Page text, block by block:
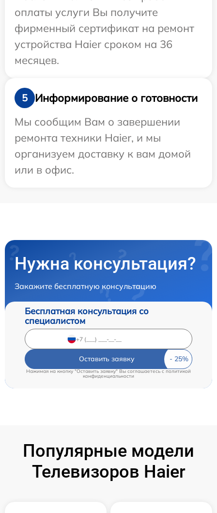
оплаты услуги Вы получите
фирменный сертификат на ремонт
устройства Haier сроком на 36
месяцев.
5
Информирование о готовности
Мы сообщим Вам о завершении
ремонта техники Haier, и мы
организуем доставку к вам домой
или в офис.
Нужна консультация?
Закажите бесплатную консультацию
Бесплатная консультация со
специалистом
Оставить заявку
Нажимая на кнопку "Оставить заявку" Вы соглашаетесь c политикой
конфиденциальности
Популярные модели
Телевизоров Haier